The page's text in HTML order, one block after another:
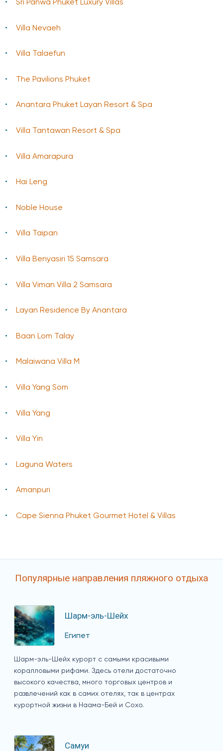
Sri Panwa Phuket Luxury Villas
Villa Nevaeh
Villa Talaefun
The Pavilions Phuket
Anantara Phuket Layan Resort & Spa
Villa Tantawan Resort & Spa
Villa Amarapura
Hai Leng
Noble House
Villa Taipan
Villa Benyasiri 15 Samsara
Villa Viman Villa 2 Samsara
Layan Residence By Anantara
Baan Lom Talay
Malaiwana Villa M
Villa Yang Som
Villa Yang
Villa Yin
Laguna Waters
Amanpuri
Cape Sienna Phuket Gourmet Hotel & Villas
Популярные направления пляжного отдыха
Шарм-эль-Шейх
Египет
Шарм-эль-Шейх курорт с самыми красивыми
коралловыми рифами. Здесь отели достаточно
высокого качества, много торговых центров и
развлечений как в самих отелях, так в центрах
курортной жизни в Наама-Бей и Сохо.
Самуи